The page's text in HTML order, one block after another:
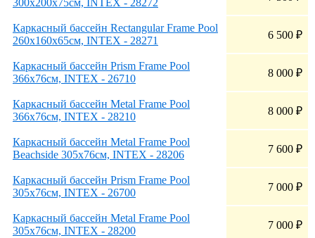
300х200х75см, INTEX - 28272
Каркасный бассейн Rectangular Frame Pool
260х160х65см, INTEX - 28271
6 500 ₽
Каркасный бассейн Prism Frame Pool
366х76см, INTEX - 26710
8 000 ₽
Каркасный бассейн Metal Frame Pool
366х76см, INTEX - 28210
8 000 ₽
Каркасный бассейн Metal Frame Pool
Beachside 305х76см, INTEX - 28206
7 600 ₽
Каркасный бассейн Prism Frame Pool
305х76см, INTEX - 26700
7 000 ₽
Каркасный бассейн Metal Frame Pool
305х76см, INTEX - 28200
7 000 ₽